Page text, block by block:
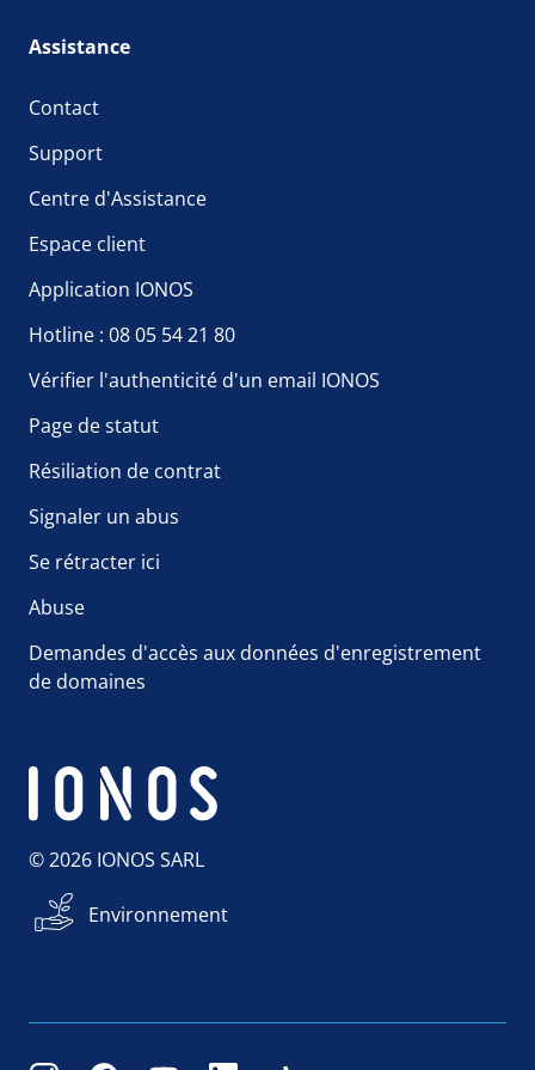
Assistance
Contact
Support
Centre d'Assistance
Espace client
Application IONOS
Hotline : 08 05 54 21 80
Vérifier l'authenticité d'un email IONOS
Page de statut
Résiliation de contrat
Signaler un abus
Se rétracter ici
Abuse
Demandes d'accès aux données d'enregistrement
de domaines
© 2026 IONOS SARL
Environnement